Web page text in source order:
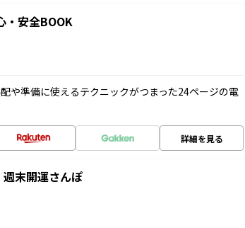
・安全BOOK
や準備に使えるテクニックがつまった24ページの電
詳細を見る
末開運さんぽ